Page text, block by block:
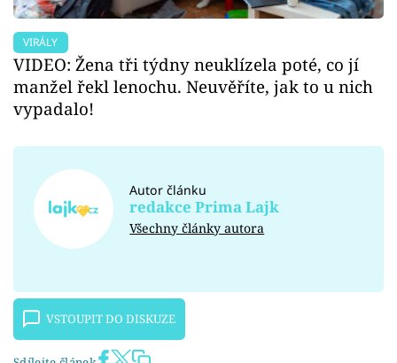
VIRÁLY
VIDEO: Žena tři týdny neuklízela poté, co jí
manžel řekl lenochu. Neuvěříte, jak to u nich
vypadalo!
Autor článku
redakce Prima Lajk
Všechny články autora
VSTOUPIT DO DISKUZE